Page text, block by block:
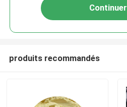
Continuer
produits recommandés